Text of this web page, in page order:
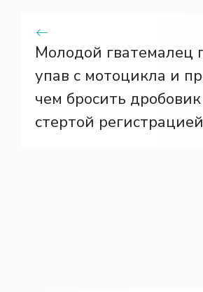
Молодой гватемалец
упав с мотоцикла и
чем бросить дробовик
стертой